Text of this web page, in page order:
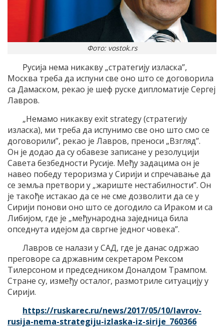
Фото: vostok.rs
Русија нема никакву „стратегију изласка”,
Москва треба да испуни све оно што се договорила
са Дамаском, рекао је шеф руске дипломатије Сергеј
Лавров.
„Немамо никакву exit strategy (стратегију
изласка), ми треба да испунимо све оно што смо се
договорили”, рекао је Лавров, преноси „Взгляд”.
Он је додао да су обавезе записане у резолуцији
Савета безбедности Русије. Међу задацима он је
навео победу тероризма у Сирији и спречавање да
се земља претвори у „жариште нестабилности”. Он
је такође истакао да се не сме дозволити да се у
Сирији понови оно што се догодило са Ираком и са
Либијом, где је „међународна заједница била
опседнута идејом да свргне једног човека”.
Лавров се налази у САД, где је данас одржао
преговоре са државним секретаром Рексом
Тилерсоном и председником Доналдом Трампом.
Стране су, између осталог, размотриле ситуацију у
Сирији.
https://ruskarec.ru/news/2017/05/10/lavrov-
rusija-nema-strategiju-izlaska-iz-sirije_760366